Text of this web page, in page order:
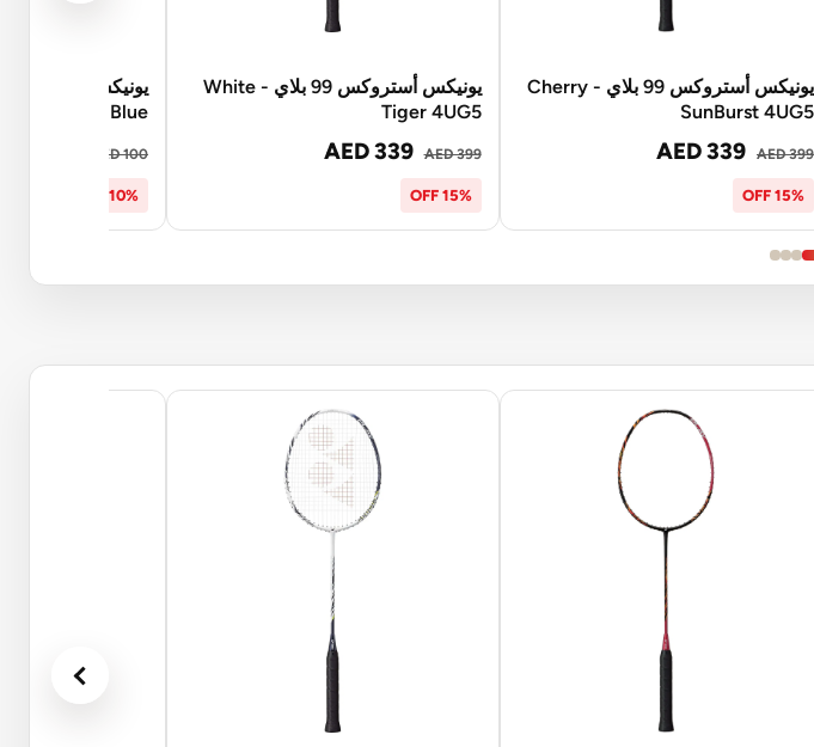
يونيكس أستروكس 99 بلاي - Cherry
SunBurst 4UG5
AED 339 AED 399
15% OFF
يونيكس أستروكس 99 بلاي - White
Tiger 4UG5
AED 339 AED 399
15% OFF
Blue
AED 100
10% OFF